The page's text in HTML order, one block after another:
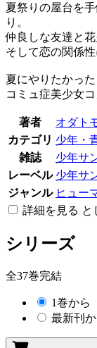
夏祭りの屋台を
り。
仲良しな友達と花
そして恋の関係
夏にやりたかっ
コミュ症美少女
著者
オダト
カテゴリ 少年・
雑誌
少年サ
レーベル 少年サ
ジャンル ヒュー
詳細を見る と
シリーズ
全37巻完結
1巻から
最新刊